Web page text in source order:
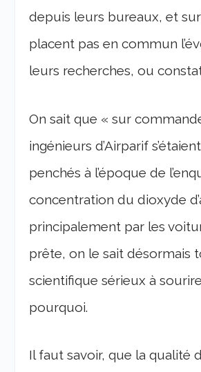
depuis leurs bureaux, et
placent pas en commun
leurs recherches, ou
On sait que « sur
ingénieurs d’Airparif
penchés à l’époque de
concentration du dioxyde
principalement par les
prête, on le sait désormais
scientifique sérieux à
pourquoi.
Il faut savoir, que la qualité